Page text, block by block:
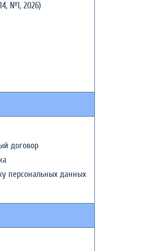
№1, 2026)
договор
персональных данных